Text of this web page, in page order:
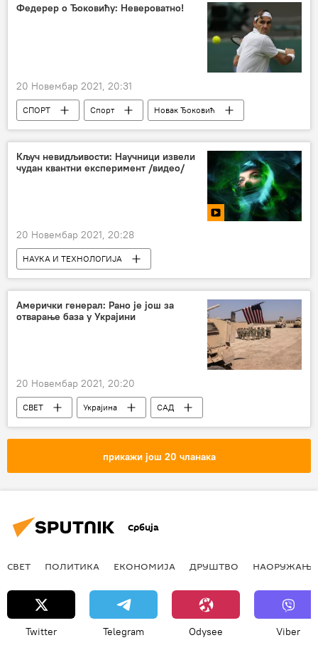
Федерер о Ђоковићу: Невероватно!
20 Новембар 2021, 20:31
СПОРТ Спорт
Новак Ђоковић
Роџер Федерер
Тенис
Александер Зверев
Кључ невидљивости: Научници извели
чудан квантни експеримент /видео/
20 Новембар 2021, 20:28
НАУКА И ТЕХНОЛОГИЈА
Наука и технологија
Амерички генерал: Рано је још за
отварање база у Украјини
20 Новембар 2021, 20:20
СВЕТ Украјина
САД
Заједница независних држава (ЗНД)
прикажи још 20 чланака
Србија
СВЕТ ПОЛИТИКА ЕКОНОМИЈА ДРУШТВО НАОРУЖАЊЕ
Twitter Telegram Odysee Viber